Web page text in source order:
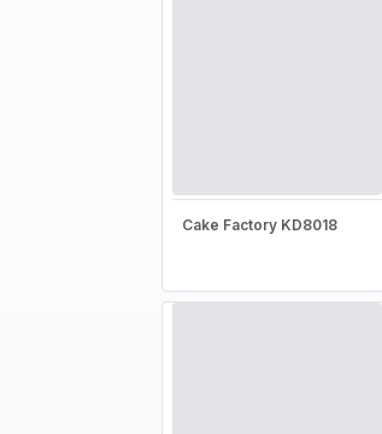
Cake Factory KD8018